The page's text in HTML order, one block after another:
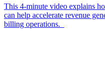
This 4-minute video explains
can help accelerate revenue
billing operations.